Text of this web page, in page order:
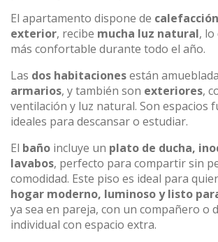
El apartamento dispone de calefacción
exterior, recibe mucha luz natural, lo
más confortable durante todo el año.
Las dos habitacionesestán
armarios, y también son exteriores,
ventilación y luz natural. Son espacios
ideales para descansar o estudiar.
El baño incluye un plato de ducha,
lavabos, perfecto para compartir sin
comodidad. Este piso es ideal para
hogar moderno, luminoso y listo
ya sea en pareja, con un compañero o
individual con espacio extra.